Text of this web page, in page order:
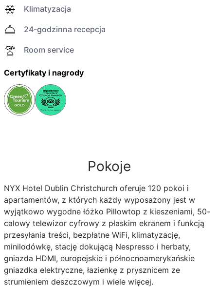
Klimatyzacja
24-godzinna recepcja
Room service
Certyfikaty i nagrody
Pokoje
NYX Hotel Dublin Christchurch oferuje 120 pokoi i
apartamentów, z których każdy wyposażony jest w
wyjątkowo wygodne łóżko Pillowtop z kieszeniami, 50-
calowy telewizor cyfrowy z płaskim ekranem i funkcją
przesyłania treści, bezpłatne WiFi, klimatyzację,
minilodówkę, stację dokującą Nespresso i herbaty,
gniazda HDMI, europejskie i północnoamerykańskie
gniazdka elektryczne, łazienkę z prysznicem ze
strumieniem deszczowym i wiele więcej.